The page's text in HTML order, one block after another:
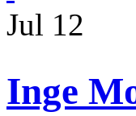
Jul 12
Inge